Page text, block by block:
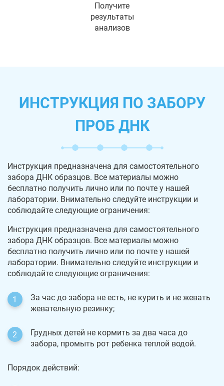
Получите
результаты
анализов
ИНСТРУКЦИЯ ПО ЗАБОРУ
ПРОБ ДНК
Инструкция предназначена для самостоятельного
забора ДНК образцов. Все материалы можно
бесплатно получить лично или по почте у нашей
лаборатории. Внимательно следуйте инструкции и
соблюдайте следующие ограничения:
Инструкция предназначена для самостоятельного
забора ДНК образцов. Все материалы можно
бесплатно получить лично или по почте у нашей
лаборатории. Внимательно следуйте инструкции и
соблюдайте следующие ограничения:
За час до забора не есть, не курить и не жевать
жевательную резинку;
Грудных детей не кормить за два часа до
забора, промыть рот ребенка теплой водой.
Порядок действий: